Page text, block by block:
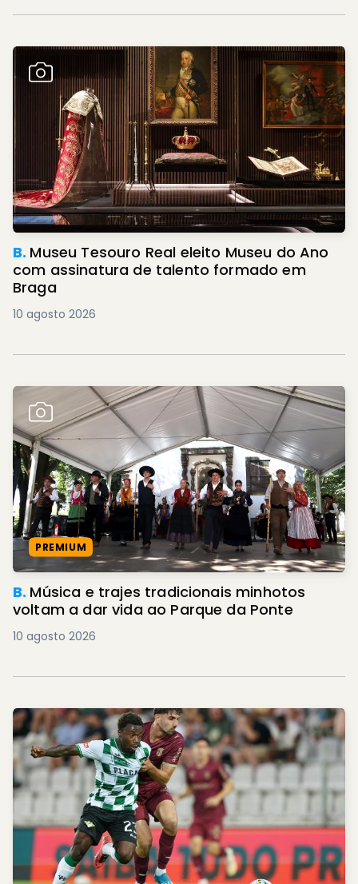
B. Museu Tesouro Real eleito Museu do Ano
com assinatura de talento formado em
Braga
10 agosto 2026
PREMIUM
B. Música e trajes tradicionais minhotos
voltam a dar vida ao Parque da Ponte
10 agosto 2026